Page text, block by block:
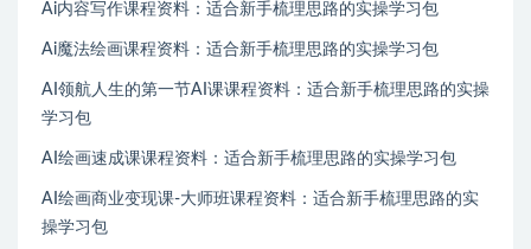
Ai内容写作课程资料：适合新手梳理思路的实操学习包
Ai魔法绘画课程资料：适合新手梳理思路的实操学习包
AI领航人生的第一节AI课课程资料：适合新手梳理思路的实操
学习包
AI绘画速成课课程资料：适合新手梳理思路的实操学习包
AI绘画商业变现课-大师班课程资料：适合新手梳理思路的实
操学习包